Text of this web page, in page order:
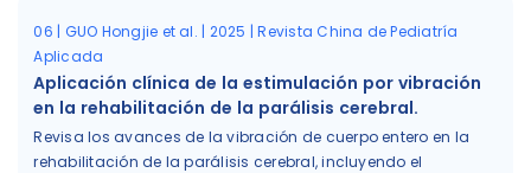
06 | GUO Hongjie et al. | 2025 | Revista China de Pediatría
Aplicada
Aplicación clínica de la estimulación por vibración
en la rehabilitación de la parálisis cerebral.
Revisa los avances de la vibración de cuerpo entero en la
rehabilitación de la parálisis cerebral, incluyendo el